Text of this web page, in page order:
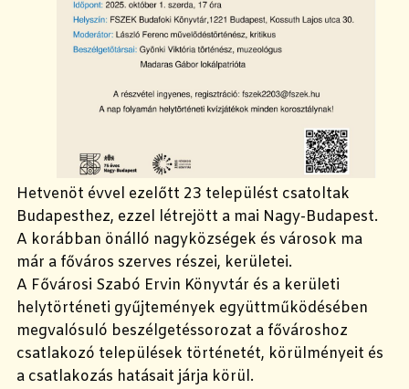
Hetvenöt évvel ezelőtt 23 települést csatoltak
Budapesthez, ezzel létrejött a mai Nagy-Budapest.
A korábban önálló nagyközségek és városok ma
már a főváros szerves részei, kerületei.
A Fővárosi Szabó Ervin Könyvtár és a kerületi
helytörténeti gyűjtemények együttműködésében
megvalósuló beszélgetéssorozat a fővároshoz
csatlakozó települések történetét, körülményeit és
a csatlakozás hatásait járja körül.